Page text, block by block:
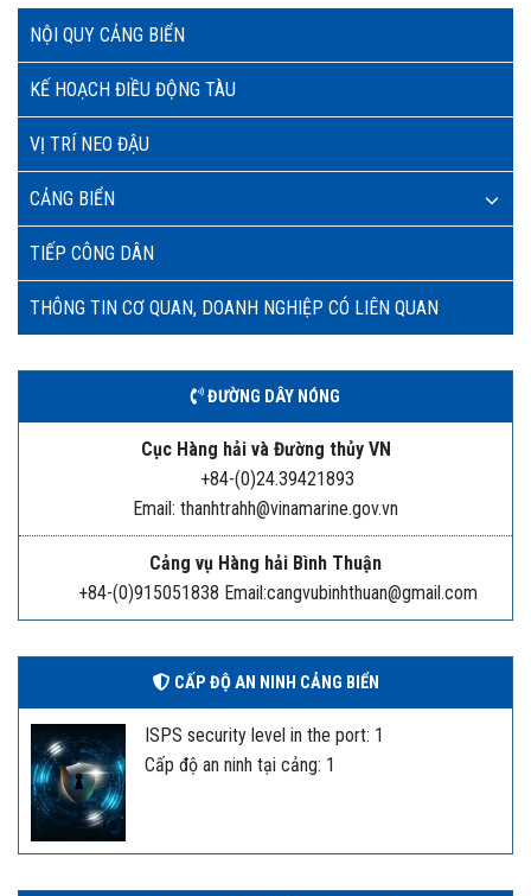
NỘI QUY CẢNG BIỂN
KẾ HOẠCH ĐIỀU ĐỘNG TÀU
VỊ TRÍ NEO ĐẬU
CẢNG BIỂN
TIẾP CÔNG DÂN
THÔNG TIN CƠ QUAN, DOANH NGHIỆP CÓ LIÊN QUAN
ĐƯỜNG DÂY NÓNG
Cục Hàng hải và Đường thủy VN
+84-(0)24.39421893
Email: thanhtrahh@vinamarine.gov.vn
Cảng vụ Hàng hải Bình Thuận
+84-(0)915051838 Email:cangvubinhthuan@gmail.com
CẤP ĐỘ AN NINH CẢNG BIỂN
ISPS security level in the port: 1
Cấp độ an ninh tại cảng: 1